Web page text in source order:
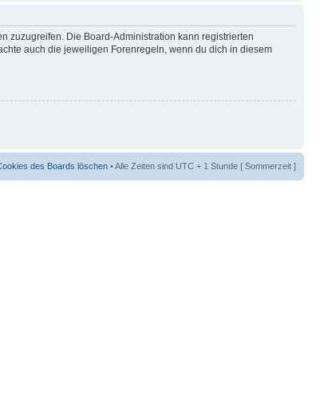
zuzugreifen. Die Board-Administration kann registrierten
auch die jeweiligen Forenregeln, wenn du dich in diesem
des Boards löschen • Alle Zeiten sind UTC + 1 Stunde [ Sommerzeit ]